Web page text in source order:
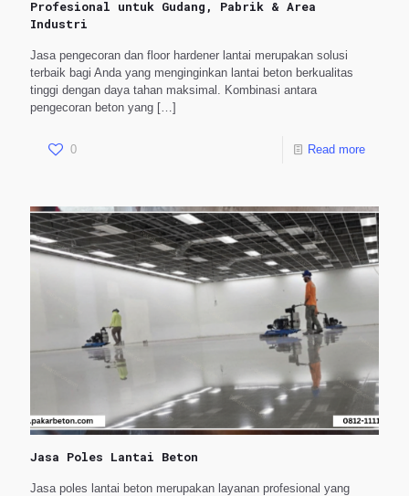
Profesional untuk Gudang, Pabrik & Area
Industri
Jasa pengecoran dan floor hardener lantai merupakan solusi
terbaik bagi Anda yang menginginkan lantai beton berkualitas
tinggi dengan daya tahan maksimal. Kombinasi antara
pengecoran beton yang […]
0 Read more
Jasa Poles Lantai Beton
Jasa poles lantai beton merupakan layanan profesional yang